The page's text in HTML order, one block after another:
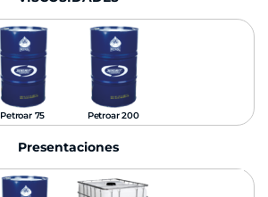
Petroar 75 Petroar 200
Presentaciones